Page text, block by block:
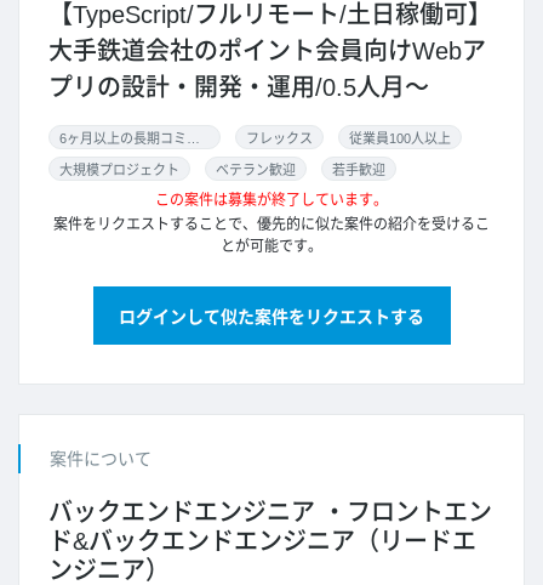
【TypeScript/フルリモート/土日稼働可】
大手鉄道会社のポイント会員向けWebア
プリの設計・開発・運用/0.5人月～
フレックス 従業員100人以上
大規模プロジェクト ベテラン歓迎 若手歓迎
この案件は募集が終了しています。
案件をリクエストすることで、優先的に似た案件の紹介を受けるこ
とが可能です。
ログインして似た案件をリクエストする
案件について
バックエンドエンジニア
フロントエン
ド&バックエンドエンジニア（リードエ
ンジニア）